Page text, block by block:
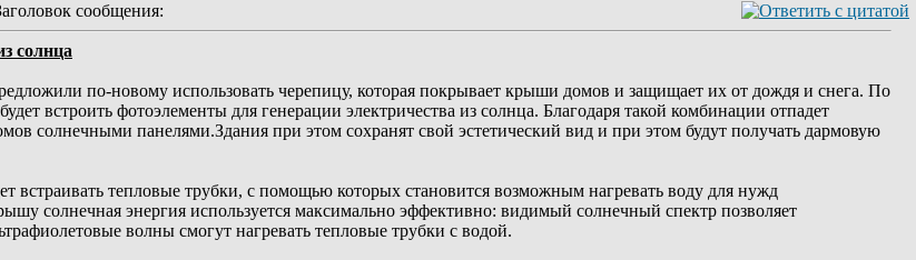
сообщения:
солнца
по-новому использовать черепицу, которая покрывает крыши домов и защищает их от дождя и снега. По
встроить фотоэлементы для генерации электричества из солнца. Благодаря такой комбинации отпадет
солнечными панелями.Здания при этом сохранят свой эстетический вид и при этом будут получать дармовую
встраивать тепловые трубки, с помощью которых становится возможным нагревать воду для нужд
солнечная энергия используется максимально эффективно: видимый солнечный спектр позволяет
волны смогут нагревать тепловые трубки с водой.